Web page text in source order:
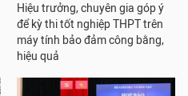
Hiệu trưởng, chuyên gia góp ý
để kỳ thi tốt nghiệp THPT trên
máy tính bảo đảm công bằng,
hiệu quả